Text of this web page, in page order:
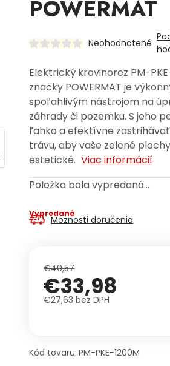
POWERMAT
Neohodnotené
Elektrický krovinorez PM-
značky POWERMAT je
spoľahlivým nástrojom na
záhrady či pozemku. S jeho
ľahko a efektívne
trávu, aby vaše zelené
estetické. Viac informácií
Položka bola vypredaná…
Vypredané
Možnosti doručenia
€40,57
€33,98
€27,63 bez DPH
Kód tovaru: PM-PKE-1200M